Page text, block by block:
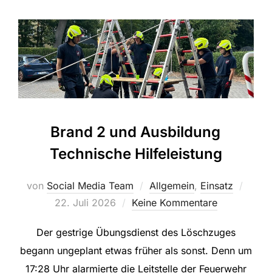
Brand 2 und Ausbildung
Technische Hilfeleistung
von Social Media Team Allgemein, Einsatz
22. Juli 2026 Keine Kommentare
Der gestrige Übungsdienst des Löschzuges
begann ungeplant etwas früher als sonst. Denn um
17:28 Uhr alarmierte die Leitstelle der Feuerwehr